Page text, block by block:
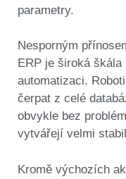
parametry.
Nesporným
ERP je široká
automatizaci.
čerpat z celé
obvykle bez
vytvářejí velmi
Kromě výchozích